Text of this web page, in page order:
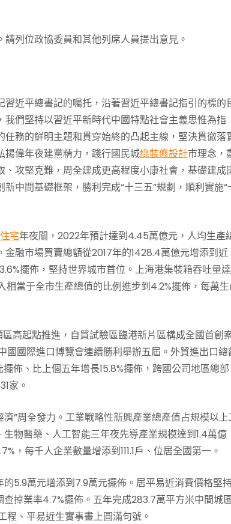
列位政協委員和其他列席人員提出意見。
近平總書記的囑托，沿著習近平總書記指引的標的
們堅持以習近平新時代中國特點社會主義思惟為指
務的鮮明主題和貫穿始終的凸起主線，堅決貫徹落
揚偉年夜建黨精力，踐行國民城綠裝修設計市理念，
攻堅克難，周全建成更高程度小康社會，基礎建成
中間基礎框架，勝利完成“十三五”規劃，順利實施“
宅年夜關，2022年預計達到4.45萬億元，人均生產
融市場買賣總額從2017年的1428.4萬億元增添到近
擺佈，堅持世界城市首位。上海港集裝箱吞吐量
當于全市生產總值的比例進步到4.2%擺佈，每萬
高起點推進，自貿試驗區臨港新片區構成全國首創
國際進口博覽會連續勝利舉辦五屆。外貿進出口總
佈、比上個五年增長15.8%擺佈，跨國公司地區總部
家。
”周全發力。工業戰略性新興產業總產值占規模以上
物醫藥、人工智能三年夜先導產業規模達到1.4萬億
，每千人企業數量增添到111.1戶、位居全國第一。
5.9萬元增添到7.9萬元擺佈。居平易近消費價格堅
掉業率4.7%擺佈。五年完成283.7萬平方米中間城
、平易近生實事畫上圓滿句號。